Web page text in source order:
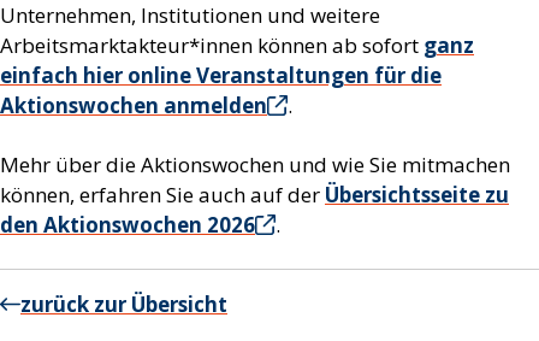
Unternehmen, Institutionen und weitere
Arbeitsmarktakteur*innen können ab sofort ganz
einfach hier online Veranstaltungen für die
Aktionswochen anmelden
.
Mehr über die Aktionswochen und wie Sie mitmachen
können, erfahren Sie auch auf der Übersichtsseite zu
den Aktionswochen 2026
.
zurück zur Übersicht